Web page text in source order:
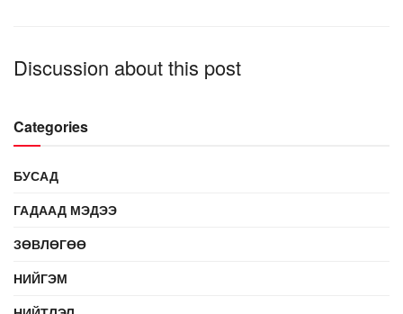
Discussion about this post
Categories
БУСАД
ГАДААД МЭДЭЭ
ЗӨВЛӨГӨӨ
НИЙГЭМ